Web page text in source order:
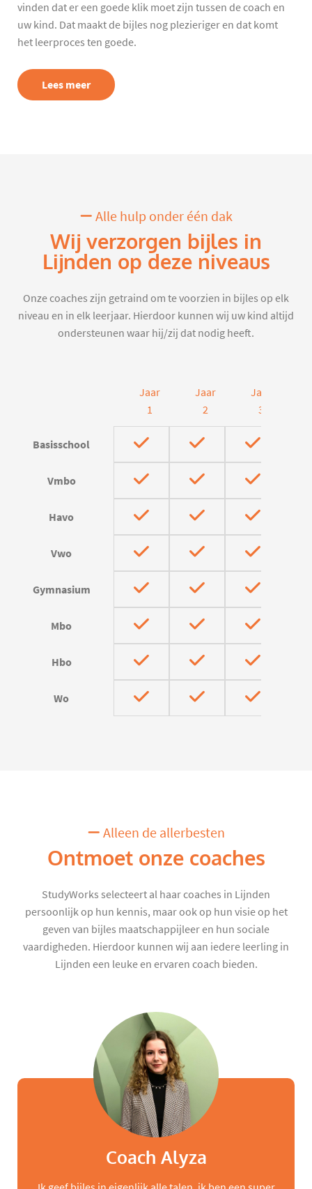
vinden dat er een goede klik moet zijn tussen de coach en
uw kind. Dat maakt de bijles nog plezieriger en dat komt
het leerproces ten goede.
Lees meer
Alle hulp onder één dak
Wij verzorgen bijles in
Lijnden op deze niveaus
Onze coaches zijn getraind om te voorzien in bijles op elk
niveau en in elk leerjaar. Hierdoor kunnen wij uw kind altijd
ondersteunen waar hij/zij dat nodig heeft.
Jaar
1
Jaar
2
Jaar
3
Basisschool
Vmbo
Havo
Vwo
Gymnasium
Mbo
Hbo
Wo
Alleen de allerbesten
Ontmoet onze coaches
StudyWorks selecteert al haar coaches in Lijnden
persoonlijk op hun kennis, maar ook op hun visie op het
geven van bijles maatschappijleer en hun sociale
vaardigheden. Hierdoor kunnen wij aan iedere leerling in
Lijnden een leuke en ervaren coach bieden.
Coach Alyza